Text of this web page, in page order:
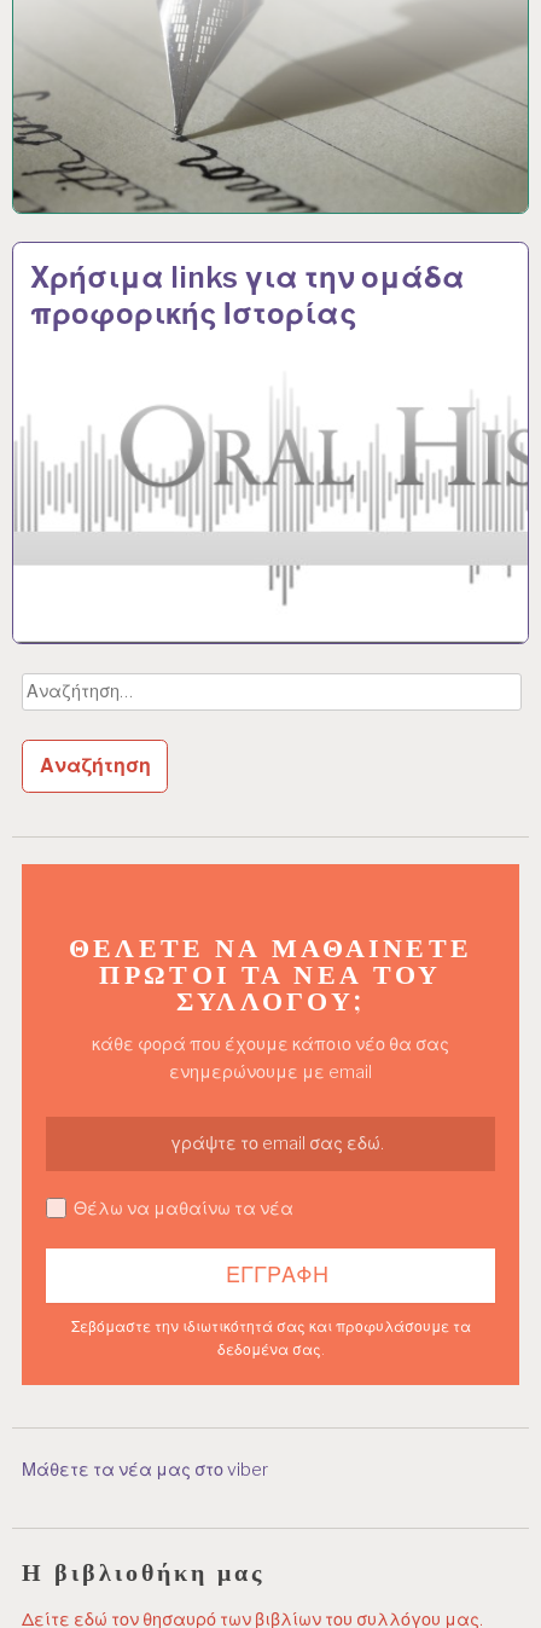
Χρήσιμα links για την ομάδα
προφορικής Ιστορίας
Αναζήτηση
για:
ΘΈΛΕΤΕ ΝΑ ΜΑΘΑΊΝΕΤΕ
ΠΡΏΤΟΙ ΤΑ ΝΈΑ ΤΟΥ
ΣΥΛΛΌΓΟΥ;
κάθε φορά που έχουμε κάποιο νέο θα σας
ενημερώνουμε με email
Θέλω να μαθαίνω τα νέα
Σεβόμαστε την ιδιωτικότητά σας και προφυλάσουμε τα
δεδομένα σας.
Μάθετε τα νέα μας στο viber
Η βιβλιοθήκη μας
Δείτε εδώ τον θησαυρό των βιβλίων του συλλόγου μας.